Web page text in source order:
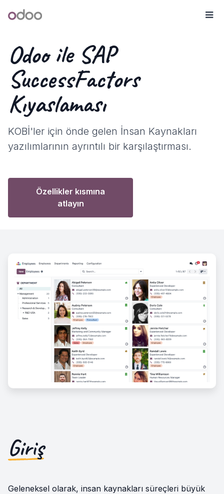
Odoo
Odoo ile SAP
SuccessFactors
Kıyaslaması
KOBİ'ler için önde gelen İnsan Kaynakları
yazılımlarının ayrıntılı bir karşılaştırması.
Özellikler kısmına
atlayın
Giriş
Geleneksel olarak, insan kaynakları süreçleri büyük